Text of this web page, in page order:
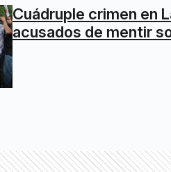
Cuádruple crimen en
acusados de mentir